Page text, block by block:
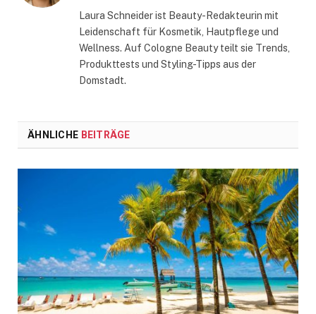
Laura Schneider ist Beauty-Redakteurin mit
Leidenschaft für Kosmetik, Hautpflege und
Wellness. Auf Cologne Beauty teilt sie Trends,
Produkttests und Styling-Tipps aus der
Domstadt.
ÄHNLICHE BEITRÄGE